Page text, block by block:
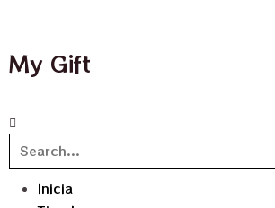
My Gift
Inicia